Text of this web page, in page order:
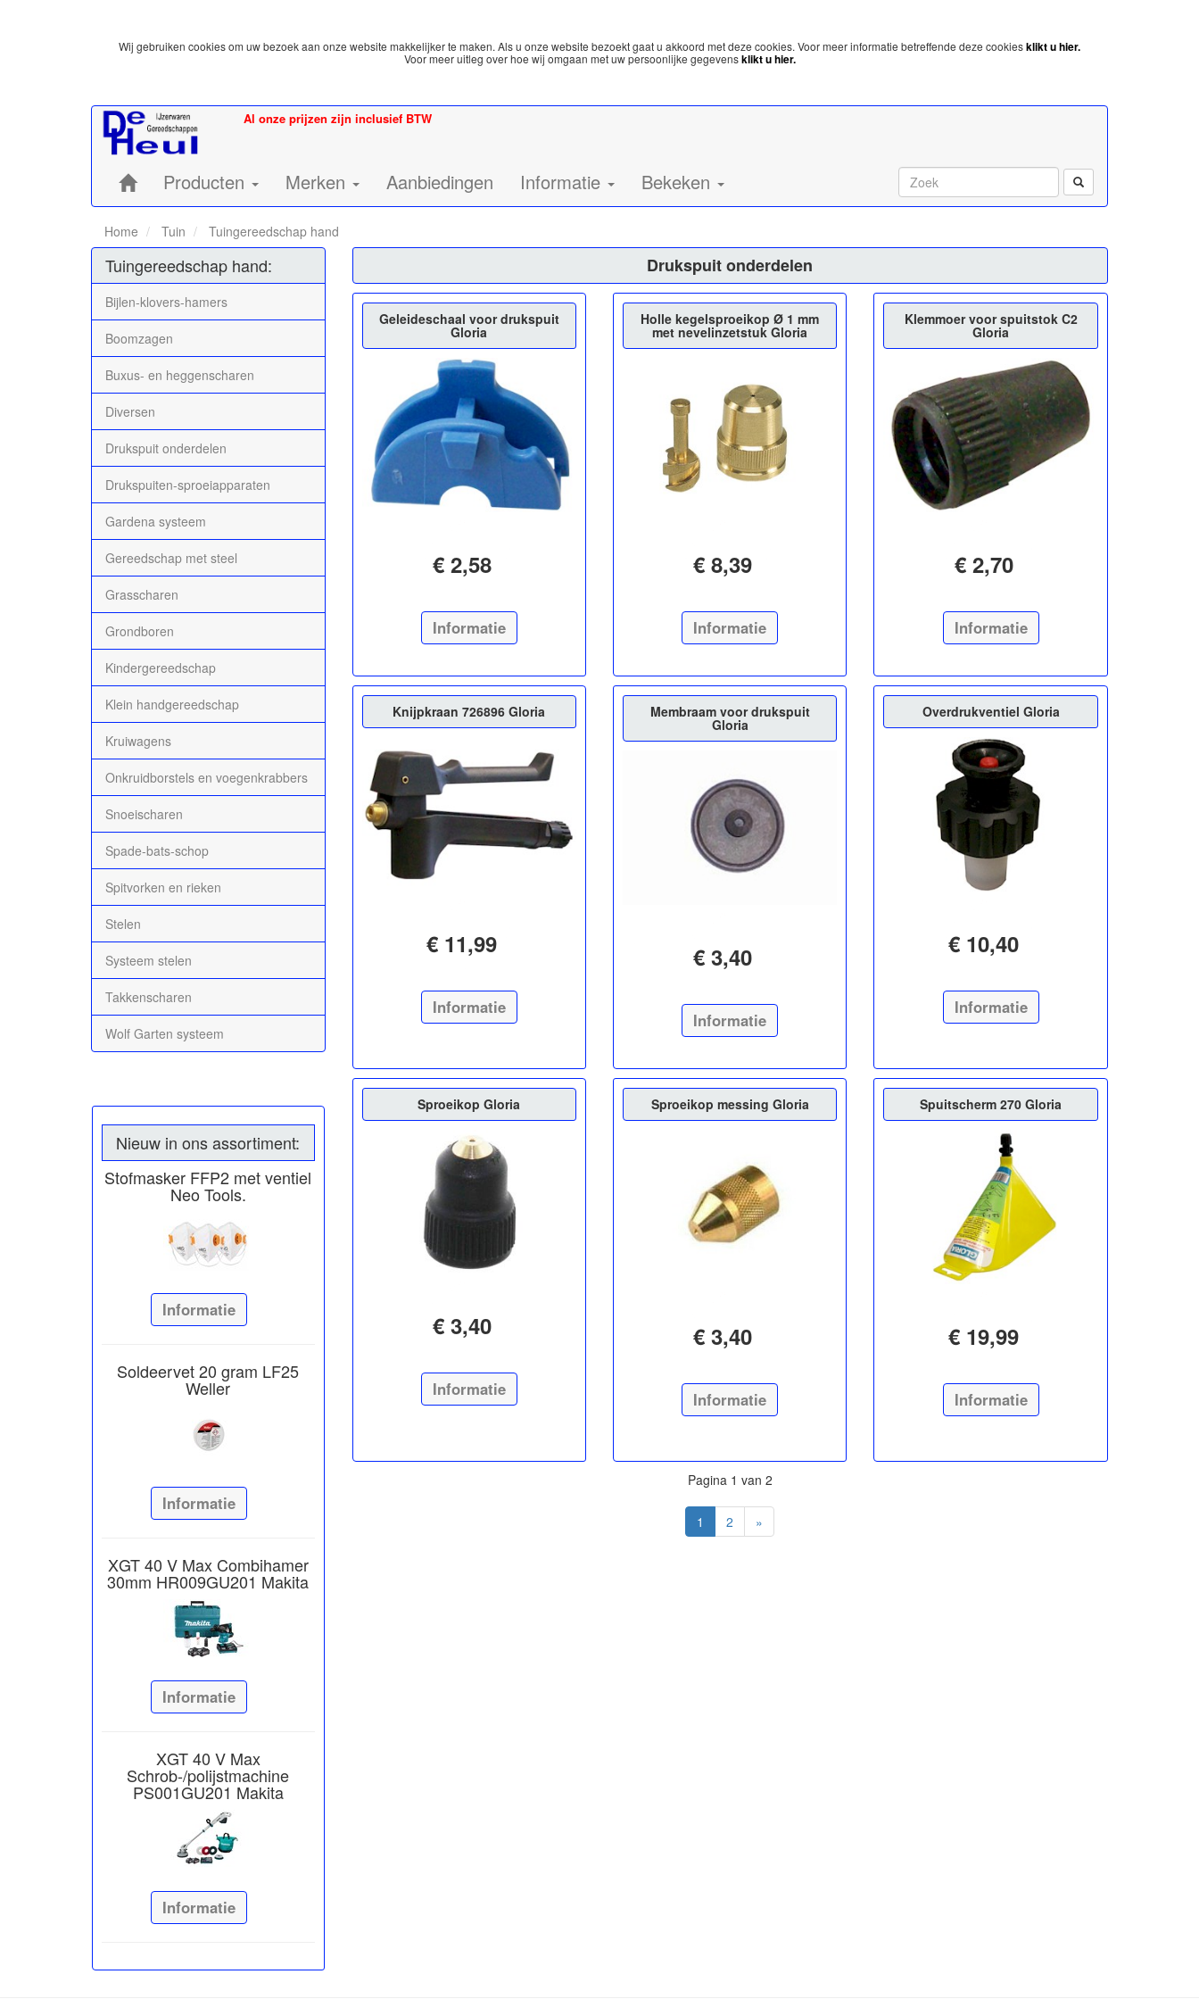
Wij gebruiken cookies om uw bezoek aan onze website makkelijker te maken. Als u onze website bezoekt gaat u akkoord met deze cookies. Voor meer informatie betreffende deze cookiesklikt u hier.
Voor meer uitleg over hoe wij omgaan met uw persoonlijke gegevensklikt u hier.
Al onze prijzen zijn inclusief BTW
Home:Producten Merken Aanbiedingen Informatie Bekeken
Home Tuin Tuingereedschap hand
Tuingereedschap hand:
Bijlen-klovers-hamers
Boomzagen
Buxus- en heggenscharen
Diversen
Drukspuit onderdelen
Drukspuiten-sproeiapparaten
Gardena systeem
Gereedschap met steel
Grasscharen
Grondboren
Kindergereedschap
Klein handgereedschap
Kruiwagens
Onkruidborstels en voegenkrabbers
Snoeischaren
Spade-bats-schop
Spitvorken en rieken
Stelen
Systeem stelen
Takkenscharen
Wolf Garten systeem
Nieuw in ons assortiment:
Stofmasker FFP2 met ventiel
Neo Tools.
Informatie
Soldeervet 20 gram LF25
Weller
Informatie
XGT 40 V Max Combihamer
30mm HR009GU201 Makita
Informatie
XGT 40 V Max
Schrob-/polijstmachine
PS001GU201 Makita
Informatie
Drukspuit onderdelen
Geleideschaal voor drukspuit
Gloria
€ 2,58
Informatie
Holle kegelsproeikop Ø 1 mm
met nevelinzetstuk Gloria
€ 8,39
Informatie
Klemmoer voor spuitstok C2
Gloria
€ 2,70
Informatie
Knijpkraan 726896 Gloria
€ 11,99
Informatie
Membraam voor drukspuit
Gloria
€ 3,40
Informatie
Overdrukventiel Gloria
€ 10,40
Informatie
Sproeikop Gloria
€ 3,40
Informatie
Sproeikop messing Gloria
€ 3,40
Informatie
Spuitscherm 270 Gloria
€ 19,99
Informatie
Pagina 1 van 2
1 2 »